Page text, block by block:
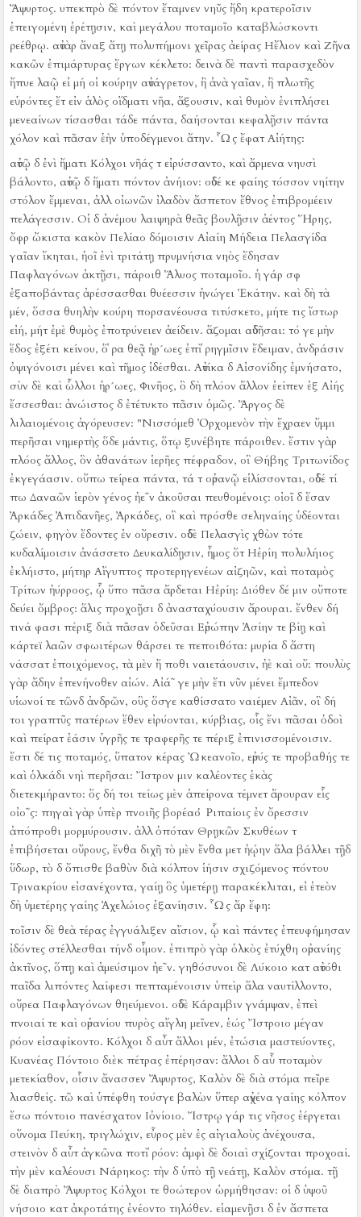
Ἄψυρτος. υπεκπρὸ δὲ πόντον ἔταμνεν νηῦς ἤδη κρατεροῖσιν
ἐπειγομένη ἐρέτῃσιν, καὶ μεγάλου ποταμοῖο καταβλώσκοντι
ῥεέθρῳ. αὐτὰρ ἄναξ ἄτῃ πολυπήμονι χεῖρας ἀείρας Ηἔλιον καὶ Ζῆνα
κακῶν ἐπιμάρτυρας ἔργων κέκλετο: δεινὰ δὲ παντὶ παρασχεδὸν
ἤπυε λαῷ εἰ μή οἱ κούρην αὐτάγρετον, ἢ ἀνὰ γαῖαν, ἢ πλωτῆς
εὑρόντες ἔτ εἰν ἁλὸς οἴδματι νῆα, ἄξουσιν, καὶ θυμὸν ἐνιπλήσει
μενεαίνων τίσασθαι τάδε πάντα, δαήσονται κεφαλῇσιν πάντα
χόλον καὶ πᾶσαν ἑὴν ὑποδέγμενοι ἄτην. Ὧς ἔφατ Αἰήτης:
αὐτῷ δ ἐνὶ ἤματι Κόλχοι νῆάς τ εἰρύσσαντο, καὶ ἄρμενα νηυσὶ
βάλοντο, αὐτῷ δ ἤματι πόντον ἀνήιον: οὐδέ κε φαίης τόσσον νηίτην
στόλον ἔμμεναι, ἀλλ οἰωνῶν ἰλαδὸν ἄσπετον ἔθνος ἐπιβρομέειν
πελάγεσσιν. Οἱ δ ἀνέμου λαιψηρὰ θεᾶς βουλῇσιν ἀέντος Ἥρης,
ὄφρ ὤκιστα κακὸν Πελίαο δόμοισιν Αἰαίη Μήδεια Πελασγίδα
γαῖαν ἵκηται, ἠοῖ ἐνὶ τριτάτῃ πρυμνήσια νηὸς ἔδησαν
Παφλαγόνων ἀκτῇσι, πάροιθ Ἅλυος ποταμοῖο. ἡ γάρ σφ
ἐξαποβάντας ἀρέσσασθαι θυέεσσιν ἠνώγει Ἑκάτην. καὶ δὴ τὰ
μέν, ὅσσα θυηλὴν κούρη πορσανέουσα τιτύσκετο, μήτε τις ἴστωρ
εἰή, μήτ ἐμὲ θυμὸς ἐποτρύνειεν ἀείδειν. ἅζομαι αὐδῆσαι: τό γε μὴν
ἕδος ἐξέτι κείνου, ὅ ῥα θεᾷ ἡρ´ωες ἐπὶ ῥηγμῖσιν ἔδειμαν, ἀνδράσιν
ὀψιγόνοισι μένει καὶ τῆμος ἰδέσθαι. Αὐτίκα δ Αἰσονίδης ἐμνήσατο,
σὺν δὲ καὶ ὧλλοι ἡρ´ωες, Φινῆος, ὃ δὴ πλόον ἄλλον ἐείπεν ἐξ Αἰής
ἔσσεσθαι: ἀνώιστος δ ἐτέτυκτο πᾶσιν ὁμῶς. Ἄργος δὲ
λιλαιομένοις ἀγόρευσεν: "Νισσόμεθ Ὀρχομενὸν τὴν ἔχραεν ὔμμι
περῆσαι νημερτὴς ὅδε μάντις, ὅτῳ ξυνέβητε πάροιθεν. ἔστιν γὰρ
πλόος ἄλλος, ὃν ἀθανάτων ἱερῆες πέφραδον, οἳ Θήβης Τριτωνίδος
ἐκγεγάασιν. οὔπω τείρεα πάντα, τά τ οὐρανῷ εἱλίσσονται, οὐδέ τί
πω Δαναῶν ἱερὸν γένος ἠε῀ν ἀκοῦσαι πευθομένοις: οἰοῖ δ ἔσαν
Ἀρκάδες Ἀπιδανῆες, Ἀρκάδες, οἳ καὶ πρόσθε σεληναίης ὑδέονται
ζώειν, φηγὸν ἔδοντες ἐν οὔρεσιν. οὐδὲ Πελασγὶς χθὼν τότε
κυδαλίμοισιν ἀνάσσετο Δευκαλίδῃσιν, ἦμος ὅτ Ηἐρίη πολυλήιος
ἐκλήιστο, μήτηρ Αἴγυπτος προτερηγενέων αἰζηῶν, καὶ ποταμὸς
Τρίτων ἠύρροος, ᾧ ὕπο πᾶσα ἄρδεται Ηἐρίη: Διόθεν δέ μιν οὔποτε
δεύει ὄμβρος: ἅλις προχοῇσι δ ἀνασταχύουσιν ἄρουραι. ἔνθεν δή
τινά φασι πέριξ διὰ πᾶσαν ὁδεῦσαι Εὐρώπην Ἀσίην τε βίῃ καὶ
κάρτεϊ λαῶν σφωιτέρων θάρσει τε πεποιθότα: μυρία δ ἄστη
νάσσατ ἐποιχόμενος, τὰ μὲν ἤ ποθι ναιετάουσιν, ἠὲ καὶ οὔ: πουλὺς
γὰρ ἄδην ἐπενήνοθεν αἰών. Αἰά῀ γε μὴν ἔτι νῦν μένει ἔμπεδον
υἱωνοί τε τῶνδ ἀνδρῶν, οὓς ὅσγε καθίσσατο ναιέμεν Αἰᾶν, οἳ δή
τοι γραπτῦς πατέρων ἕθεν εἰρύονται, κύρβιας, οἷς ἔνι πᾶσαι ὁδοὶ
καὶ πείρατ ἐάσιν ὑγρῆς τε τραφερῆς τε πέριξ ἐπινισσομένοισιν.
ἔστι δέ τις ποταμός, ὕπατον κέρας Ὠκεανοῖο, εὐρύς τε προβαθής τε
καὶ ὁλκάδι νηὶ περῆσαι: Ἴστρον μιν καλέοντες ἑκὰς
διετεκμήραντο: ὅς δή τοι τείως μὲν ἀπείρονα τέμνετ ἄρουραν εἷς
οἰο῀ς: πηγαὶ γὰρ ὑπὲρ πνοιῆς βορέαο Ῥιπαίοις ἐν ὄρεσσιν
ἀπόπροθι μορμύρουσιν. ἀλλ ὁπόταν Θρῃκῶν Σκυθέων τ
ἐπιβήσεται οὔρους, ἔνθα διχῆ τὸ μὲν ἔνθα μετ ἠῴην ἅλα βάλλει τῇδ
ὕδωρ, τὸ δ ὄπισθε βαθὺν διὰ κόλπον ἱήσιν σχιζόμενος πόντου
Τρινακρίου εἰσανέχοντα, γαίῃ ὃς ὑμετέρῃ παρακέκλιται, εἰ ἐτεὸν
δὴ ὑμετέρης γαίης Ἀχελώιος ἐξανίησιν. Ὧς ἄρ ἔφη:
τοῖσιν δὲ θεὰ τέρας ἐγγυάλιξεν αἴσιον, ᾧ καὶ πάντες ἐπευφήμησαν
ἰδόντες στέλλεσθαι τήνδ οἶμον. ἐπιπρὸ γὰρ ὁλκὸς ἐτύχθη οὐρανίης
ἀκτῖνος, ὅπῃ καὶ ἀμεύσιμον ἠε῀ν. γηθόσυνοι δὲ Λύκοιο κατ αὐτόθι
παῖδα λιπόντες λαίφεσι πεπταμένοισιν ὑπεὶρ ἅλα ναυτίλλοντο,
οὔρεα Παφλαγόνων θηεύμενοι. οὐδὲ Κάραμβιν γνάμψαν, ἐπεὶ
πνοιαί τε καὶ οὐρανίου πυρὸς αἴγλη μεῖνεν, ἑώς Ἴστροιο μέγαν
ῥόον εἰσαφίκοντο. Κόλχοι δ αὖτ ἄλλοι μέν, ἐτώσια μαστεύοντες,
Κυανέας Πόντοιο διὲκ πέτρας ἐπέρησαν: ἄλλοι δ αὖ ποταμὸν
μετεκίαθον, οἷσιν ἄνασσεν Ἄψυρτος, Καλὸν δὲ διὰ στόμα πεῖρε
λιασθείς. τῶ καὶ ὑπέφθη τούσγε βαλὼν ὕπερ αὐχένα γαίης κόλπον
ἔσω πόντοιο πανέσχατον Ιὀνίοιο. Ἴστρῳ γάρ τις νῆσος ἐέργεται
οὔνομα Πεύκη, τριγλώχιν, εὖρος μὲν ἐς αἰγιαλοὺς ἀνέχουσα,
στεινὸν δ αὖτ ἀγκῶνα ποτὶ ῥόον: ἀμφὶ δὲ δοιαὶ σχίζονται προχοαί.
τὴν μὲν καλέουσι Νάρηκος: τὴν δ ὑπὸ τῇ νεάτῃ, Καλὸν στόμα. τῇ
δὲ διαπρὸ Ἄψυρτος Κόλχοι τε θοώτερον ὡρμήθησαν: οἱ δ ὑψοῦ
νήσοιο κατ ἀκροτάτης ἐνέοντο τηλόθεν. εἱαμενῇσι δ ἐν ἄσπετα